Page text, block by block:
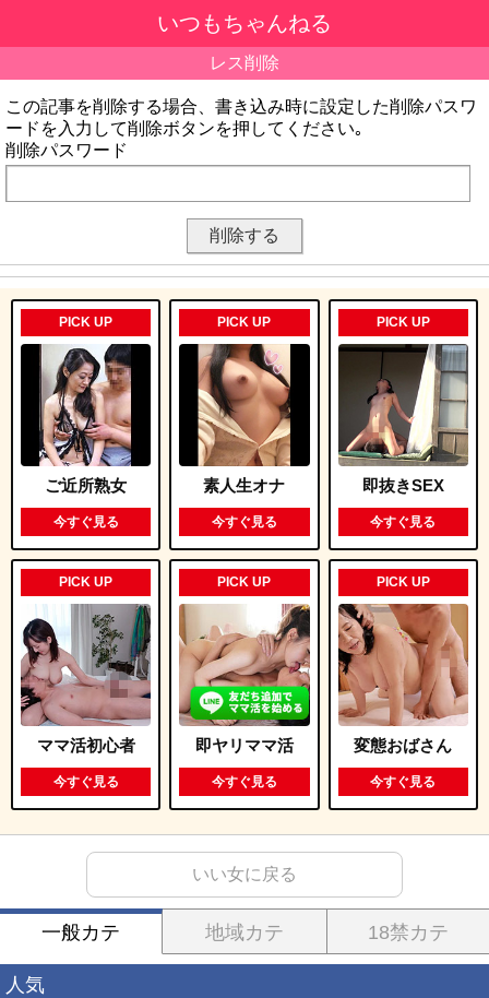
いつもちゃんねる
レス削除
この記事を削除する場合、書き込み時に設定した削除パスワ
ードを入力して削除ボタンを押してください｡
削除パスワード
PICK UP
ご近所熟女
今すぐ見る
PICK UP
素人生オナ
今すぐ見る
PICK UP
即抜きSEX
今すぐ見る
PICK UP
ママ活初心者
今すぐ見る
PICK UP
即ヤリママ活
今すぐ見る
PICK UP
変態おばさん
今すぐ見る
いい女に戻る
一般カテ 地域カテ 18禁カテ
人気